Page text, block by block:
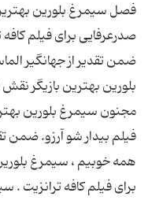
فصل سیمرغ بلورین
صدرعرفایی برای فیلم
ضمن تقدیر از جهانگیر
بلورین بهترین بازیگر
مجنون سیمرغ بلورین
فیلم بیدار شو آرزو. ضمن
همه خوبیم ، سیمرغ
برای فیلم كافه ترانزیت .